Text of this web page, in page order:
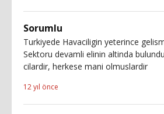
Sorumlu
Turkiyede Havaciligin yeterince
Sektoru devamli elinin altinda
cilardir, herkese mani olmuslardir
12 yıl önce